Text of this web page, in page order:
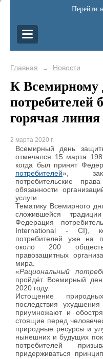
Перейти
Главная → Новости
К
потребителей
горячая линия
2 марта 2020 г.
Всемирный день
отмечался 15 марта
когда был принят
потребителей»,
потребительские
обязанности
услуги.
Тематику Всемирного
сложившейся
Федерация
International - CI),
потребителей уже на
около 200
правозащитных
мира.
«Рациональный
пройдёт Всемирный
2020 году.
Истощение
последствия
приумножают и
стоящие перед
природные ресурсы и
нынешних и будущих
потребителей
придерживаться